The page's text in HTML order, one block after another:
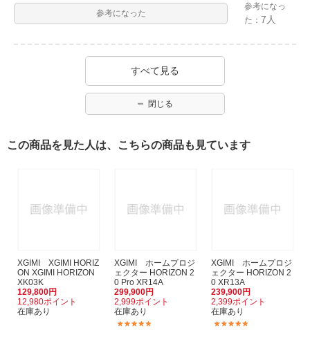
参考になった
参考になっ
た：7人
すべて見る
閉じる
この商品を見た人は、こちらの商品も見ています
XGIMI XGIMI HORIZ
ON XGIMI HORIZON
XK03K
129,800円
12,980ポイント
在庫あり
XGIMI ホームプロジ
ェクター HORIZON 2
0 Pro XR14A
299,900円
2,999ポイント
在庫あり
XGIMI ホームプロジ
ェクター HORIZON 2
0 XR13A
239,900円
2,399ポイント
在庫あり